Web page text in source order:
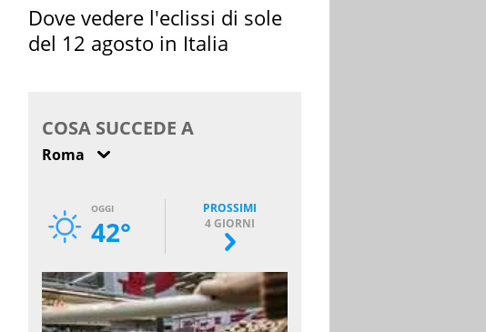
Dove vedere l'eclissi di sole
del 12 agosto in Italia